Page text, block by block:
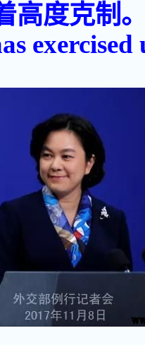
高度克制